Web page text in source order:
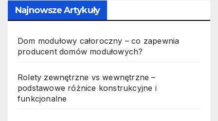
Najnowsze Artykuły
Dom modułowy całoroczny – co zapewnia
producent domów modułowych?
Rolety zewnętrzne vs wewnętrzne –
podstawowe różnice konstrukcyjne i
funkcjonalne